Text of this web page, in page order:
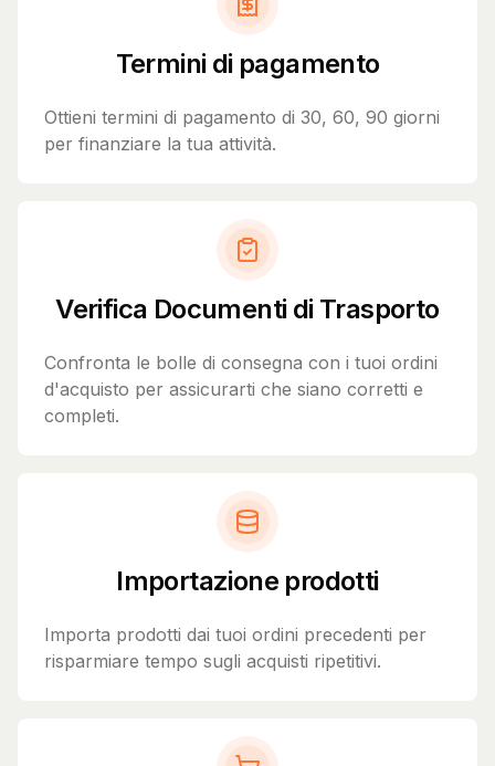
Termini di pagamento
Ottieni termini di pagamento di 30, 60, 90 giorni
per finanziare la tua attività.
Verifica Documenti di Trasporto
Confronta le bolle di consegna con i tuoi ordini
d'acquisto per assicurarti che siano corretti e
completi.
Importazione prodotti
Importa prodotti dai tuoi ordini precedenti per
risparmiare tempo sugli acquisti ripetitivi.